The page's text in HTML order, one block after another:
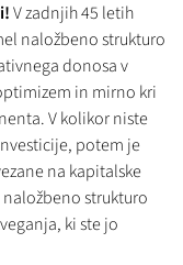
V zadnjih 45 letih
naložbeno strukturo
donosa v
in mirno kri
V kolikor niste
potem je
na kapitalske
strukturo
ki ste jo